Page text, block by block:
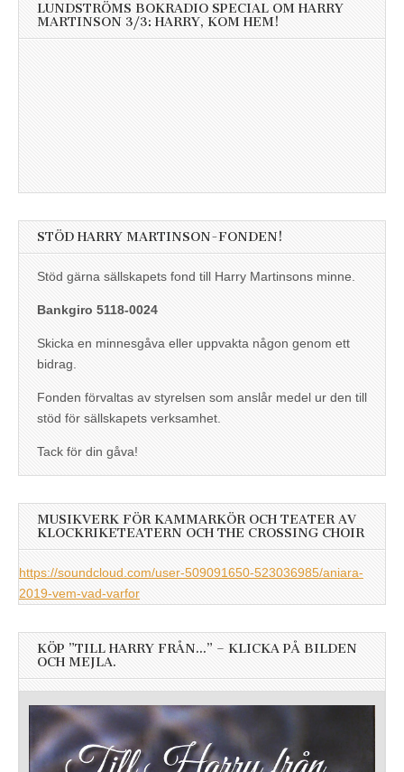
LUNDSTRÖMS BOKRADIO SPECIAL OM HARRY
MARTINSON 3/3: HARRY, KOM HEM!
STÖD HARRY MARTINSON-FONDEN!
Stöd gärna sällskapets fond till Harry Martinsons minne.
Bankgiro 5118-0024
Skicka en minnesgåva eller uppvakta någon genom ett
bidrag.
Fonden förvaltas av styrelsen som anslår medel ur den till
stöd för sällskapets verksamhet.
Tack för din gåva!
MUSIKVERK FÖR KAMMARKÖR OCH TEATER AV
KLOCKRIKETEATERN OCH THE CROSSING CHOIR
https://soundcloud.com/user-509091650-523036985/aniara-
2019-vem-vad-varfor
KÖP ”TILL HARRY FRÅN…” – KLICKA PÅ BILDEN
OCH MEJLA.